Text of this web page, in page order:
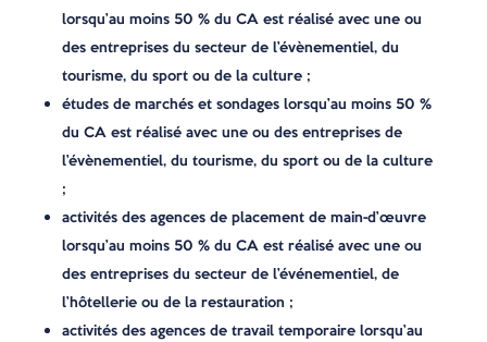
lorsqu’au moins 50 % du CA est réalisé avec une ou
des entreprises du secteur de l’évènementiel, du
tourisme, du sport ou de la culture ;
études de marchés et sondages lorsqu’au moins 50 %
du CA est réalisé avec une ou des entreprises de
l’évènementiel, du tourisme, du sport ou de la culture
;
activités des agences de placement de main-d’œuvre
lorsqu’au moins 50 % du CA est réalisé avec une ou
des entreprises du secteur de l’événementiel, de
l’hôtellerie ou de la restauration ;
activités des agences de travail temporaire lorsqu’au